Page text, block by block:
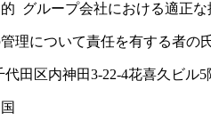
グループ会社における適正な
理について責任を有する者
田区内神田3-22-4花喜久ビル5